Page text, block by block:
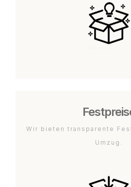
Wir bieten transparente
Umzug.